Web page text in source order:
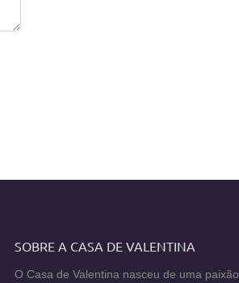
SOBRE A CASA DE VALENTINA
O Casa de Valentina nasceu de uma paixão.